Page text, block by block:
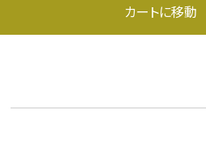
カートに移動